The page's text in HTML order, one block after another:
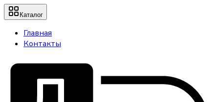
Каталог
Главная
Контакты